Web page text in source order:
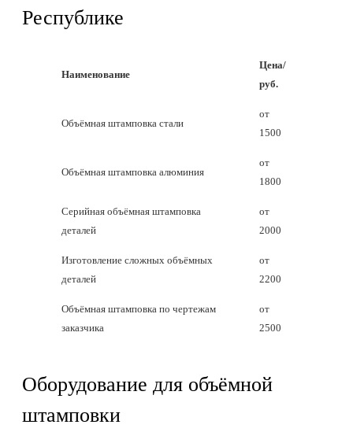
Республике
Наименование
Цена/
руб.
Объёмная штамповка стали
от
1500
Объёмная штамповка алюминия
от
1800
Серийная объёмная штамповка
деталей
от
2000
Изготовление сложных объёмных
деталей
от
2200
Объёмная штамповка по чертежам
заказчика
от
2500
Оборудование для объёмной
штамповки